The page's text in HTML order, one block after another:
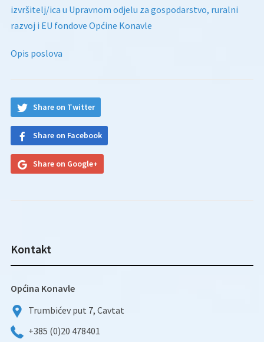
izvršitelj/ica u Upravnom odjelu za gospodarstvo, ruralni
razvoj i EU fondove Općine Konavle
Opis poslova
Share on Twitter
Share on Facebook
Share on Google+
Kontakt
Općina Konavle
Trumbićev put 7, Cavtat
+385 (0)20 478401